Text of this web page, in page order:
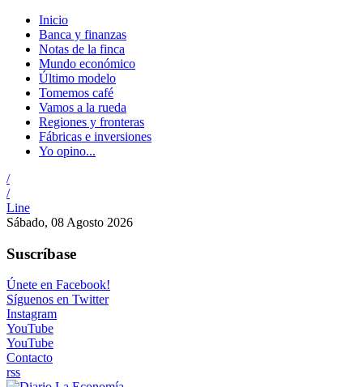
Inicio
Banca y finanzas
Notas de la finca
Mundo económico
Último modelo
Tomemos café
Vamos a la rueda
Regiones y fronteras
Fábricas e inversiones
Yo opino...
/
/
Line
Sábado, 08 Agosto 2026
Suscríbase
Únete en Facebook!
Síguenos en Twitter
Instagram
YouTube
YouTube
Contacto
rss